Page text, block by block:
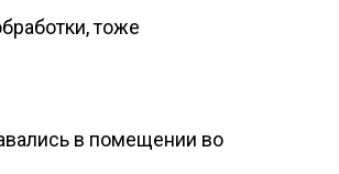
тоже
в помещении во